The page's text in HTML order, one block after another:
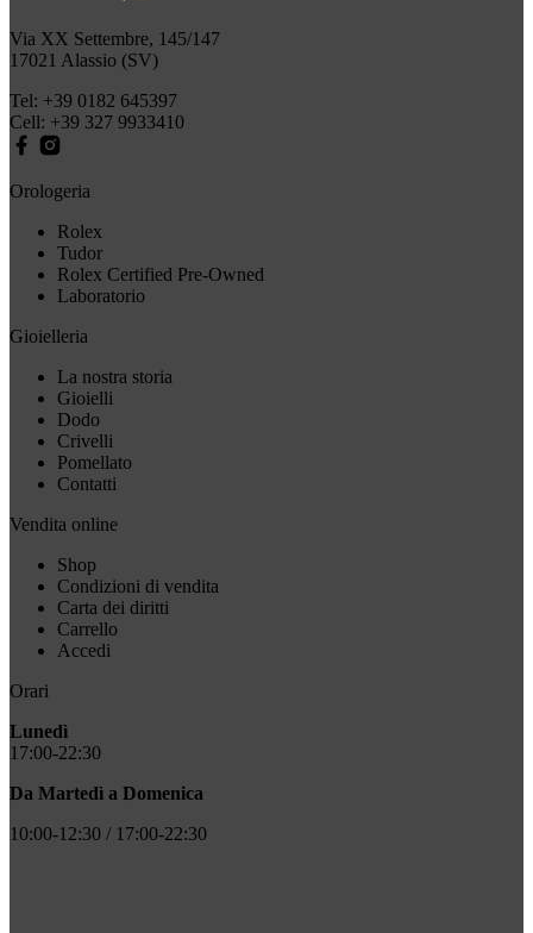
Via XX Settembre, 145/147
17021 Alassio (SV)
Tel: +39 0182 645397
Cell: +39 327 9933410
Orologeria
Rolex
Tudor
Rolex Certified Pre-Owned
Laboratorio
Gioielleria
La nostra storia
Gioielli
Dodo
Crivelli
Pomellato
Contatti
Vendita online
Shop
Condizioni di vendita
Carta dei diritti
Carrello
Accedi
Orari
Lunedì
17:00-22:30
Da Martedì a Domenica
10:00-12:30 / 17:00-22:30